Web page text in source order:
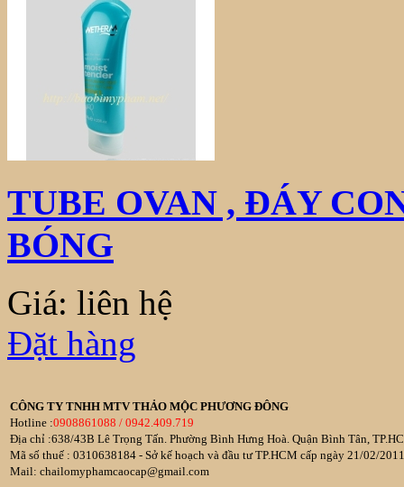
TUBE OVAN , ĐÁY
BÓNG
Giá: liên hệ
Đặt hàng
CÔNG TY TNHH MTV THẢO MỘC PHƯƠNG ĐÔNG
Hotline :0908861088 / 0942.409.719
Địa chỉ :638/43B Lê Trọng Tấn. Phường Bình Hưng Hoà. Quận Bình Tân,
Mã số thuế : 0310638184 - Sở kế hoạch và đầu tư TP.HCM cấp ngày 21/02/
Mail: chailomyphamcaocap@gmail.com